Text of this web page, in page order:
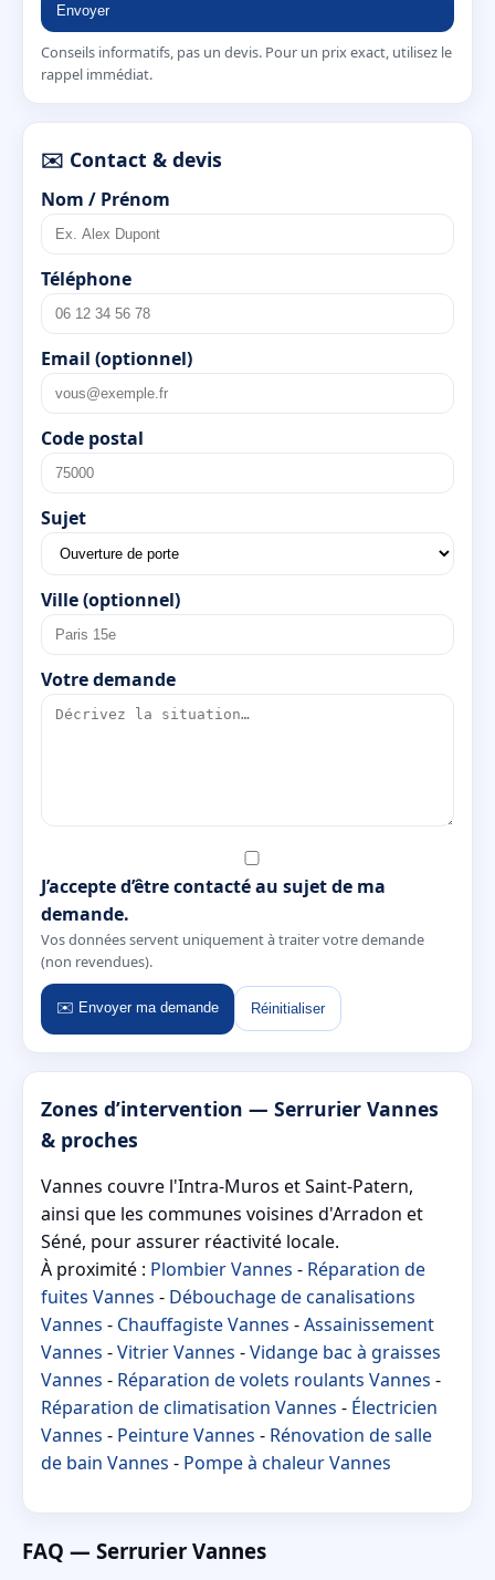
Envoyer
Conseils informatifs, pas un devis. Pour un prix exact, utilisez le
rappel immédiat.
✉️ Contact & devis
Nom / Prénom
Téléphone
Email (optionnel)
Code postal
Sujet
Ville (optionnel)
Votre demande
J’accepte d’être contacté au sujet de ma
demande.
Vos données servent uniquement à traiter votre demande
(non revendues).
✉️ Envoyer ma demande Réinitialiser
Zones d’intervention — Serrurier Vannes
& proches
Vannes couvre l'Intra-Muros et Saint-Patern,
ainsi que les communes voisines d'Arradon et
Séné, pour assurer réactivité locale.
À proximité : Plombier Vannes - Réparation de
fuites Vannes - Débouchage de canalisations
Vannes - Chauffagiste Vannes -Assainissement
Vannes -Vitrier Vannes -Vidange bac à graisses
Vannes - Réparation de volets roulants Vannes -
Réparation de climatisation Vannes - Électricien
Vannes - Peinture Vannes - Rénovation de salle
de bain Vannes - Pompe à chaleur Vannes
FAQ — Serrurier Vannes